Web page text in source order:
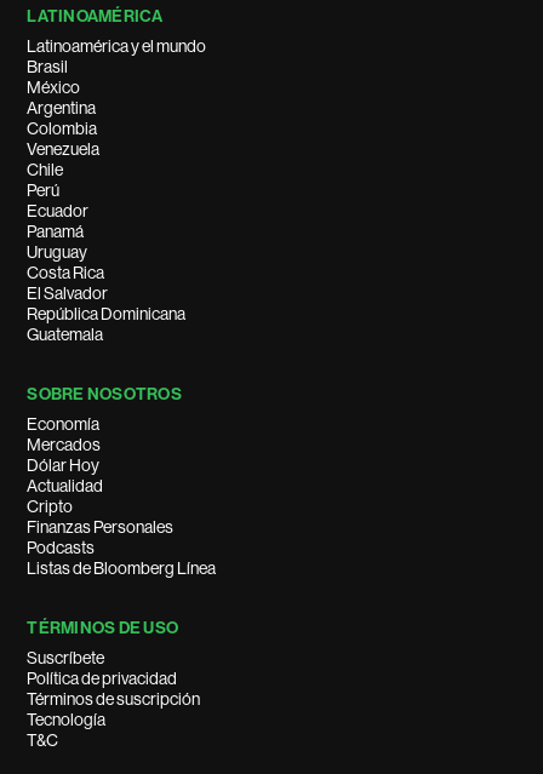
LATINOAMÉRICA
Latinoamérica y el mundo
Brasil
México
Argentina
Colombia
Venezuela
Chile
Perú
Ecuador
Panamá
Uruguay
Costa Rica
El Salvador
República Dominicana
Guatemala
SOBRE NOSOTROS
Economía
Mercados
Dólar Hoy
Actualidad
Cripto
Finanzas Personales
Podcasts
Listas de Bloomberg Línea
TÉRMINOS DE USO
Suscríbete
Política de privacidad
Términos de suscripción
Tecnología
T&C